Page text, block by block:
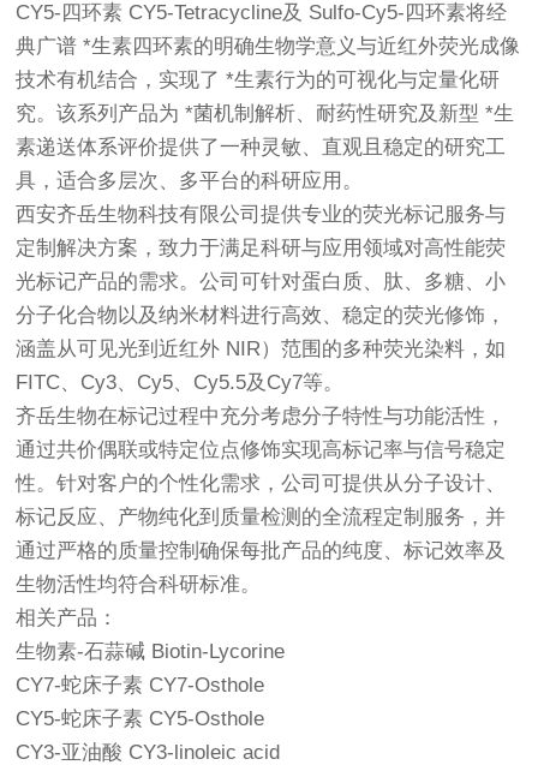
CY5-四环素 CY5-Tetracycline及 Sulfo-Cy5-四环素将经
典广谱 *生素四环素的明确生物学意义与近红外荧光成像
技术有机结合，实现了 *生素行为的可视化与定量化研
究。该系列产品为 *菌机制解析、耐药性研究及新型 *生
素递送体系评价提供了一种灵敏、直观且稳定的研究工
具，适合多层次、多平台的科研应用。
西安齐岳生物科技有限公司提供专业的荧光标记服务与
定制解决方案，致力于满足科研与应用领域对高性能荧
光标记产品的需求。公司可针对蛋白质、肽、多糖、小
分子化合物以及纳米材料进行高效、稳定的荧光修饰，
涵盖从可见光到近红外 NIR）范围的多种荧光染料，如
FITC、Cy3、Cy5、Cy5.5及Cy7等。
齐岳生物在标记过程中充分考虑分子特性与功能活性，
通过共价偶联或特定位点修饰实现高标记率与信号稳定
性。针对客户的个性化需求，公司可提供从分子设计、
标记反应、产物纯化到质量检测的全流程定制服务，并
通过严格的质量控制确保每批产品的纯度、标记效率及
生物活性均符合科研标准。
相关产品：
生物素-石蒜碱 Biotin-Lycorine
CY7-蛇床子素 CY7-Osthole
CY5-蛇床子素 CY5-Osthole
CY3-亚油酸 CY3-linoleic acid